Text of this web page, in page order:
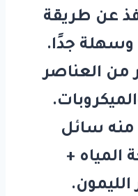
عن طريقة
جدًا.
من العناصر
منه سائل
المياه +